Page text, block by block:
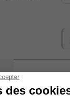
L'AVIS